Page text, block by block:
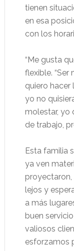
tienen
en esa
con los
“Me gusta
flexible.
quiero hacer
yo no
molestar, yo
de trabajo,
Esta familia
ya ven
proyectaron,
lejos y
a más
buen
valiosos
esforzamos